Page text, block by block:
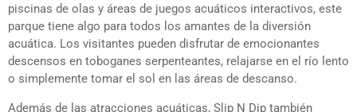
piscinas de olas y áreas de juegos acuáticos interactivos, este
parque tiene algo para todos los amantes de la diversión
acuática. Los visitantes pueden disfrutar de emocionantes
descensos en toboganes serpenteantes, relajarse en el río lento
o simplemente tomar el sol en las áreas de descanso.
Además de las atracciones acuáticas, Slip N Dip también